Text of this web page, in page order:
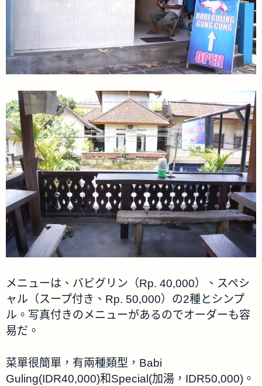
メニューは、バビグリン（Rp. 40,000）、スペシ
ャル（スープ付き、Rp. 50,000）の2種とシンプ
ル。写真付きのメニューがあるのでオーダーも容
易だ。
菜單很簡單，有兩種類型，Babi
Guling(IDR40,000)和Special(加湯，IDR50,000)。